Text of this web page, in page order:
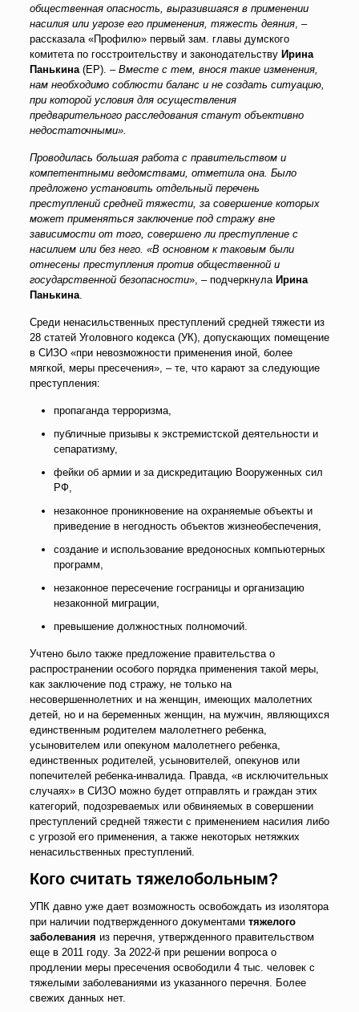
общественная опасность, выразившаяся в применении
насилия или угрозе его применения, тяжесть деяния, –
рассказала «Профилю» первый зам. главы думского
комитета по госстроительству и законодательству Ирина
Панькина(ЕР). – Вместе с тем, внося такие изменения,
нам необходимо соблюсти баланс и не создать ситуацию,
при которой условия для осуществления
предварительного расследования станут объективно
недостаточными».
Проводилась большая работа с правительством и
компетентными ведомствами, отметила она. Было
предложено установить отдельный перечень
преступлений средней тяжести, за совершение которых
может применяться заключение под стражу вне
зависимости от того, совершено ли преступление с
насилием или без него. «В основном к таковым были
отнесены преступления против общественной и
государственной безопасности», – подчеркнула Ирина
Панькина.
Среди ненасильственных преступлений средней тяжести из
28 статей Уголовного кодекса (УК), допускающих помещение
в СИЗО «при невозможности применения иной, более
мягкой, меры пресечения», – те, что карают за следующие
преступления:
пропаганда терроризма,
публичные призывы к экстремистской деятельности и
сепаратизму,
фейки об армии и за дискредитацию Вооруженных сил
РФ,
незаконное проникновение на охраняемые объекты и
приведение в негодность объектов жизнеобеспечения,
создание и использование вредоносных компьютерных
программ,
незаконное пересечение госграницы и организацию
незаконной миграции,
превышение должностных полномочий.
Учтено было также предложение правительства о
распространении особого порядка применения такой меры,
как заключение под стражу, не только на
несовершеннолетних и на женщин, имеющих малолетних
детей, но и на беременных женщин, на мужчин, являющихся
единственным родителем малолетнего ребенка,
усыновителем или опекуном малолетнего ребенка,
единственных родителей, усыновителей, опекунов или
попечителей ребенка-инвалида. Правда, «в исключительных
случаях» в СИЗО можно будет отправлять и граждан этих
категорий, подозреваемых или обвиняемых в совершении
преступлений средней тяжести с применением насилия либо
с угрозой его применения, а также некоторых нетяжких
ненасильственных преступлений.
Кого считать тяжелобольным?
УПК давно уже дает возможность освобождать из изолятора
при наличии подтвержденного документами тяжелого
заболевания из перечня, утвержденного правительством
еще в 2011 году. За 2022-й при решении вопроса о
продлении меры пресечения освободили 4 тыс. человек с
тяжелыми заболеваниями из указанного перечня. Более
свежих данных нет.